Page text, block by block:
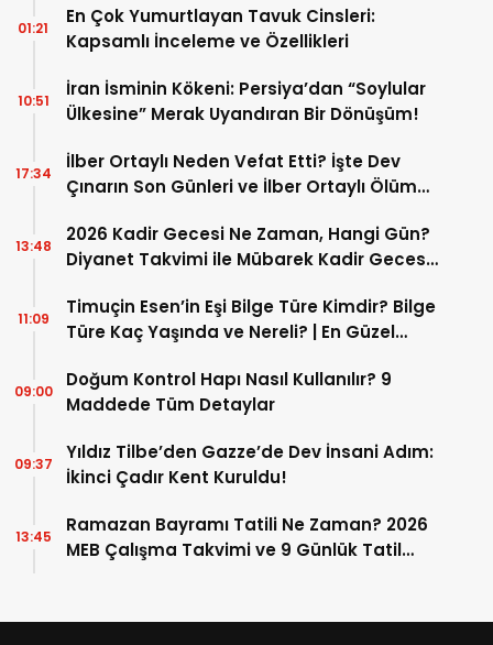
En Çok Yumurtlayan Tavuk Cinsleri:
Kapsamlı İnceleme ve Özellikleri
01:21
İran İsminin Kökeni: Persiya’dan “Soylular
Ülkesine” Merak Uyandıran Bir Dönüşüm!
10:51
İlber Ortaylı Neden Vefat Etti? İşte Dev
Çınarın Son Günleri ve İlber Ortaylı Ölüm
17:34
2026 Kadir Gecesi Ne Zaman, Hangi Gün?
Diyanet Takvimi ile Mübarek Kadir Gecesi
13:48
Timuçin Esen’in Eşi Bilge Türe Kimdir? Bilge
Türe Kaç Yaşında ve Nereli? | En Güzel
11:09
Doğum Kontrol Hapı Nasıl Kullanılır? 9
Maddede Tüm Detaylar
09:00
Yıldız Tilbe’den Gazze’de Dev İnsani Adım:
İkinci Çadır Kent Kuruldu!
09:37
Ramazan Bayramı Tatili Ne Zaman? 2026
MEB Çalışma Takvimi ve 9 Günlük Tatil
13:45